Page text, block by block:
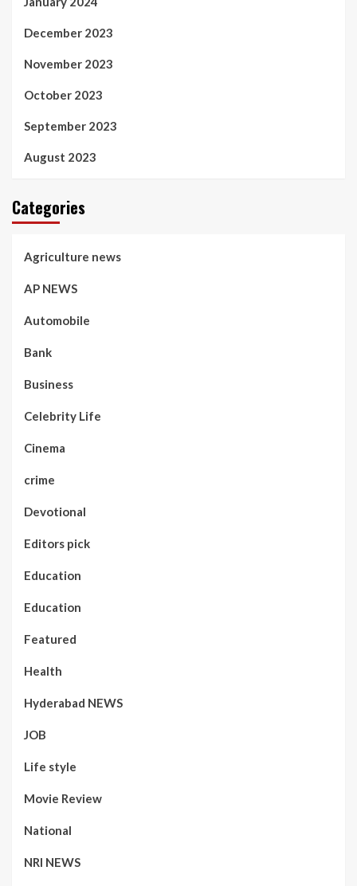
December 2023
November 2023
October 2023
September 2023
August 2023
Categories
Agriculture news
AP NEWS
Automobile
Bank
Business
Celebrity Life
Cinema
crime
Devotional
Editors pick
Education
Education
Featured
Health
Hyderabad NEWS
JOB
Life style
Movie Review
National
NRI NEWS